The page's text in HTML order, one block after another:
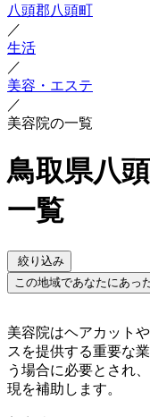
八頭郡八頭町
／
生活
／
美容・エステ
／
美容院の一覧
鳥取県八
一覧
絞り込み
この地域であなたにあっ
美容院はヘアカット
スを提供する重要な
う場合に必要とされ
現を補助します。